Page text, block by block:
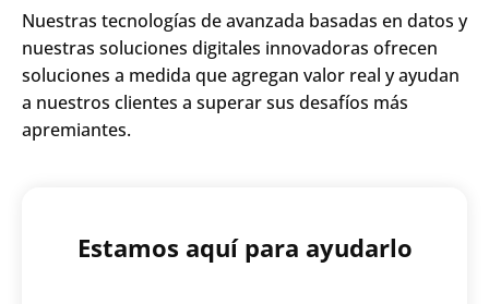
Nuestras tecnologías de avanzada basadas en datos y
nuestras soluciones digitales innovadoras ofrecen
soluciones a medida que agregan valor real y ayudan
a nuestros clientes a superar sus desafíos más
apremiantes.
Estamos aquí para ayudarlo